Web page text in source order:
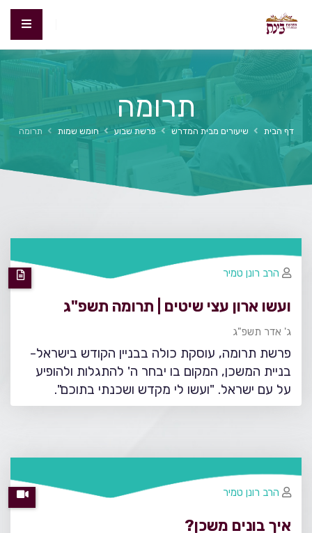
תרומה
דף הבית שיעורים מבית המדרש פרשת שבוע חומש שמות תרומה
ועשו ארון עצי שיטים | תרומה תשפ"ג
ג' אדר תשפ"ג
פרשת תרומה, עוסקת כולה בבניין הקודש בישראל-
בניית המשכן, המקום בו יבחר ה' להתגלות ולהופיע
על עם ישראל. "ועשו לי מקדש ושכנתי בתוכם".
הרב רונן טמיר
איך בונים משכן?
הרב רונן טמיר